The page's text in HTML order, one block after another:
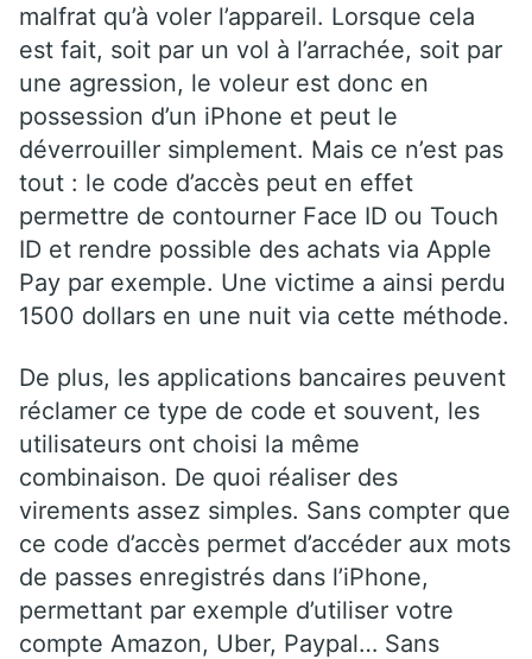
malfrat qu’à voler l’appareil. Lorsque cela
est fait, soit par un vol à l’arrachée, soit par
une agression, le voleur est donc en
possession d’un iPhone et peut le
déverrouiller simplement. Mais ce n’est pas
tout : le code d’accès peut en effet
permettre de contourner Face ID ou Touch
ID et rendre possible des achats via Apple
Pay par exemple. Une victime a ainsi perdu
1500 dollars en une nuit via cette méthode.
De plus, les applications bancaires peuvent
réclamer ce type de code et souvent, les
utilisateurs ont choisi la même
combinaison. De quoi réaliser des
virements assez simples. Sans compter que
ce code d’accès permet d’accéder aux mots
de passes enregistrés dans l’iPhone,
permettant par exemple d’utiliser votre
compte Amazon, Uber, Paypal… Sans